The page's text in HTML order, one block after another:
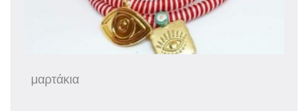
μαρτάκια